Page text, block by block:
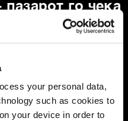
your personal data,
such as cookies to
your device in order to
го чека
тоа ќе мора да ги
индикатори и да ги